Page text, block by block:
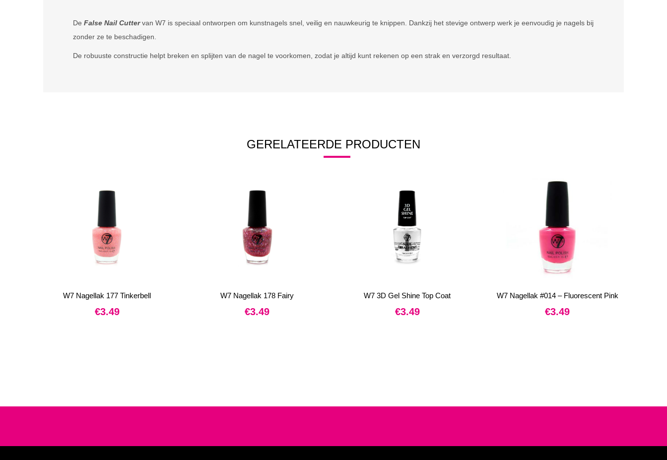
De False Nail Cuttervan W7 is speciaal ontworpen om kunstnagels snel, veilig en nauwkeurig te knippen. Dankzij het stevige ontwerp werk je eenvoudig je nagels bij
zonder ze te beschadigen.
De robuuste constructie helpt breken en splijten van de nagel te voorkomen, zodat je altijd kunt rekenen op een strak en verzorgd resultaat.
GERELATEERDE PRODUCTEN
W7 Nagellak 177 Tinkerbell
€3.49
W7 Nagellak 178 Fairy
€3.49
W7 3D Gel Shine Top Coat
€3.49
W7 Nagellak #014 – Fluorescent Pink
€3.49